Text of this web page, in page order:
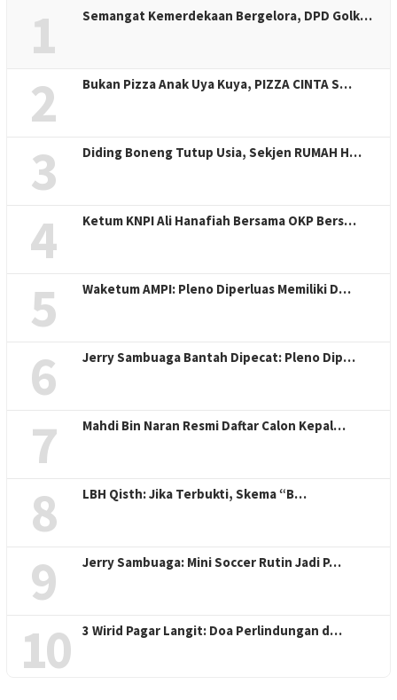
1 Semangat Kemerdekaan Bergelora, DPD Golk…
2 Bukan Pizza Anak Uya Kuya, PIZZA CINTA S…
3 Diding Boneng Tutup Usia, Sekjen RUMAH H…
4 Ketum KNPI Ali Hanafiah Bersama OKP Bers…
5 Waketum AMPI: Pleno Diperluas Memiliki D…
6 Jerry Sambuaga Bantah Dipecat: Pleno Dip…
7 Mahdi Bin Naran Resmi Daftar Calon Kepal…
8 LBH Qisth: Jika Terbukti, Skema “B…
9 Jerry Sambuaga: Mini Soccer Rutin Jadi P…
10 3 Wirid Pagar Langit: Doa Perlindungan d…